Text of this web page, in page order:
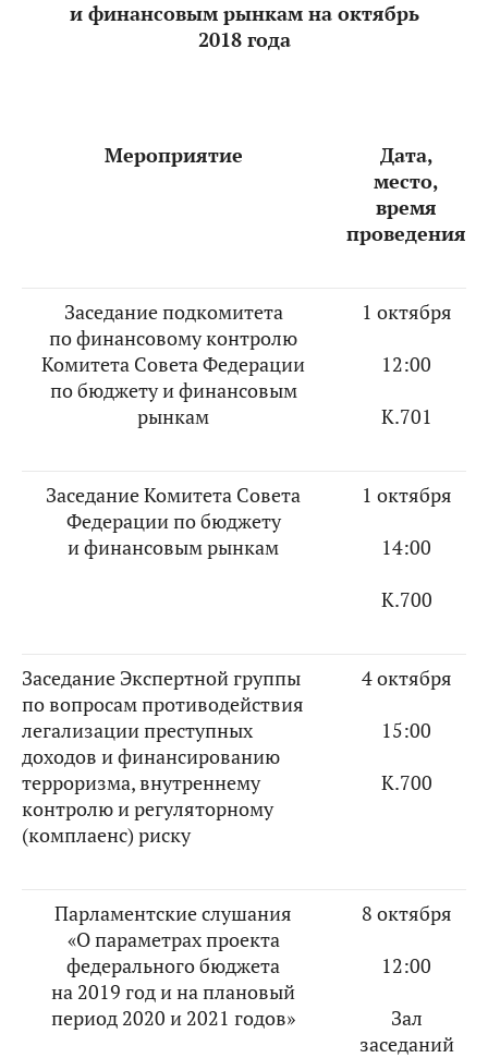
и финансовым рынкам на октябрь
2018 года
Мероприятие
Дата,
место,
время
проведения
Заседание подкомитета
по финансовому контролю
Комитета Совета Федерации
по бюджету и финансовым
рынкам
1 октября
12:00
К.701
Заседание Комитета Совета
Федерации по бюджету
и финансовым рынкам
1 октября
14:00
К.700
Заседание Экспертной группы
по вопросам противодействия
легализации преступных
доходов и финансированию
терроризма, внутреннему
контролю и регуляторному
(комплаенс) риску
4 октября
15:00
К.700
Парламентские слушания
«О параметрах проекта
федерального бюджета
на 2019 год и на плановый
период 2020 и 2021 годов»
8 октября
12:00
Зал
заседаний